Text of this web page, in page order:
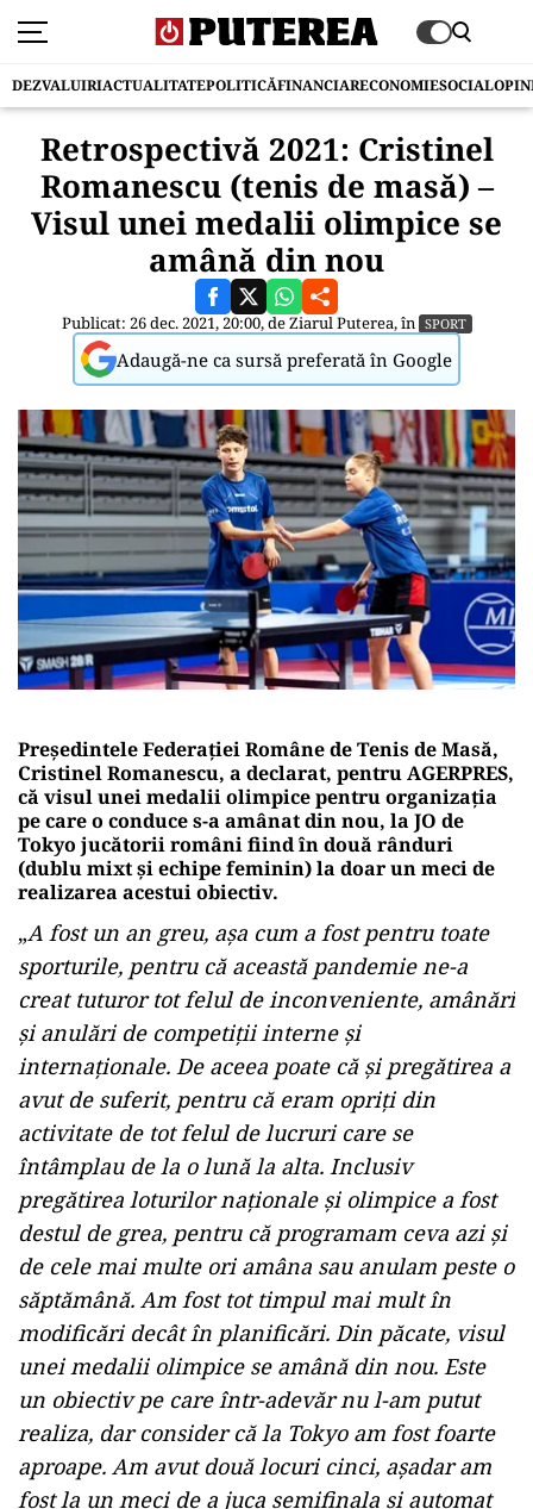
DEZVALUIRIACTUALITATEPOLITICĂFINANCIARECONOMIESOCIAL
Retrospectivă 2021: Cristinel
Romanescu (tenis de masă) –
Visul unei medalii olimpice se
amână din nou
Publicat: 26 dec. 2021, 20:00, deZiarul Puterea, în SPORT
Adaugă-ne ca sursă preferată în Google
Preşedintele Federaţiei Române de Tenis de Masă,
Cristinel Romanescu, a declarat, pentru AGERPRES,
că visul unei medalii olimpice pentru organizaţia
pe care o conduce s-a amânat din nou, la JO de
Tokyo jucătorii români fiind în două rânduri
(dublu mixt şi echipe feminin) la doar un meci de
realizarea acestui obiectiv.
„A fost un an greu, aşa cum a fost pentru toate
sporturile, pentru că această pandemie ne-a
creat tuturor tot felul de inconveniente, amânări
şi anulări de competiţii interne şi
internaţionale. De aceea poate că şi pregătirea a
avut de suferit, pentru că eram opriţi din
activitate de tot felul de lucruri care se
întâmplau de la o lună la alta. Inclusiv
pregătirea loturilor naţionale şi olimpice a fost
destul de grea, pentru că programam ceva azi şi
de cele mai multe ori amâna sau anulam peste o
săptămână. Am fost tot timpul mai mult în
modificări decât în planificări. Din păcate, visul
unei medalii olimpice se amână din nou. Este
un obiectiv pe care într-adevăr nu l-am putut
realiza, dar consider că la Tokyo am fost foarte
aproape. Am avut două locuri cinci, aşadar am
fost la un meci de a juca semifinala şi automat